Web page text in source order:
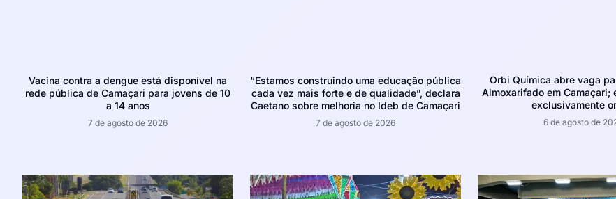
Vacina contra a dengue está disponível na
rede pública de Camaçari para jovens de 10
a 14 anos
7 de agosto de 2026
“Estamos construindo uma educação pública
cada vez mais forte e de qualidade”, declara
Caetano sobre melhoria no Ideb de Camaçari
7 de agosto de 2026
Orbi Química abre vaga
Almoxarifado em Camaçari;
exclusivamente
6 de agosto de